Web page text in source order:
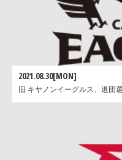
2021.08.30[MON]
旧 キヤノンイーグルス、退団